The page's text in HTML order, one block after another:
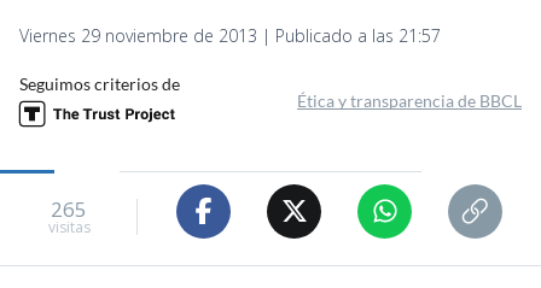
Viernes 29 noviembre de 2013 | Publicado a las 21:57
Seguimos criterios de
Ética y transparencia de BBCL
265
visitas